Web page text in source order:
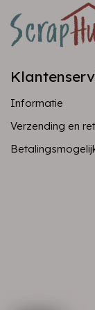
Informatie
Verzending en